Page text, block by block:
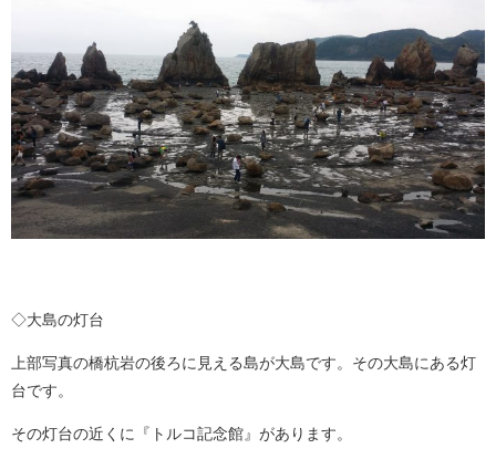
◇大島の灯台
上部写真の橋杭岩の後ろに見える島が大島です。その大島にある灯
台です。
その灯台の近くに『トルコ記念館』があります。